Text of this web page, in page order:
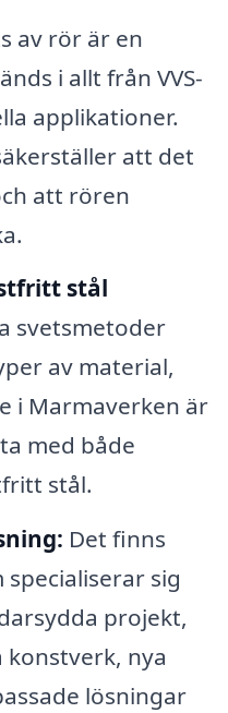
av rör är en
i allt från VVS-
applikationer.
att det
att rören
stål
svetsmetoder
av material,
i Marmaverken är
med både
stål.
Det finns
specialiserar sig
projekt,
nya
lösningar